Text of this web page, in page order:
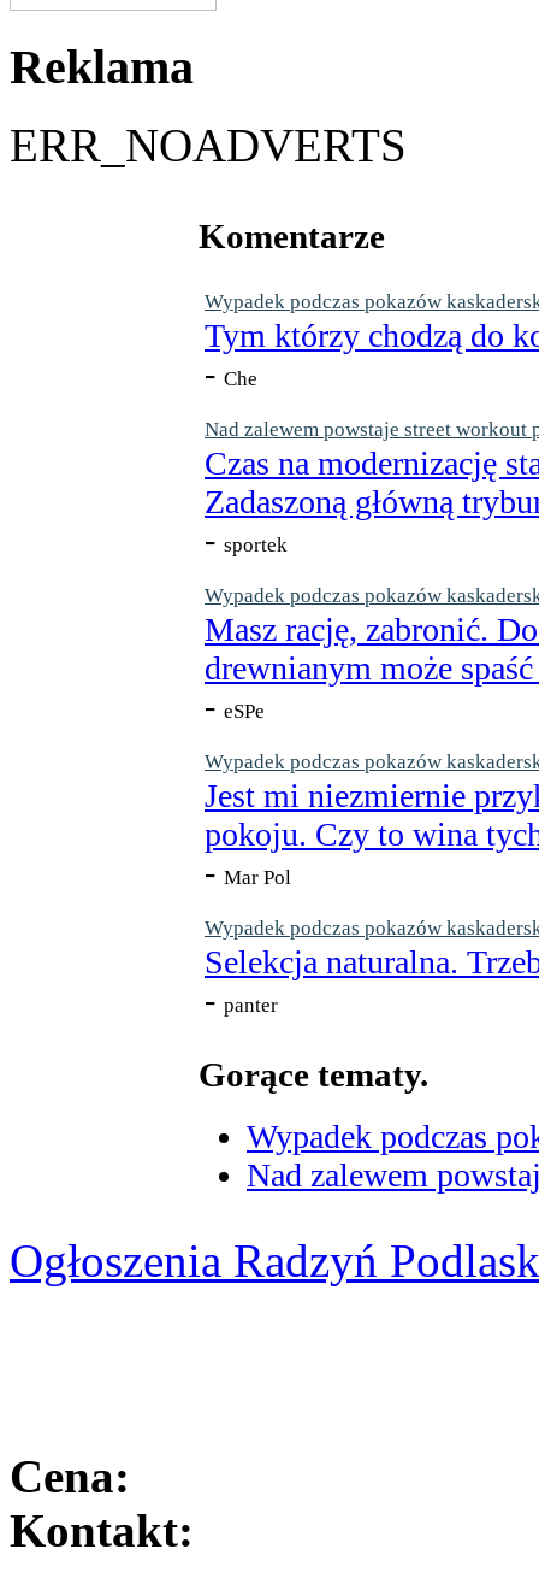
Reklama
ERR_NOADVERTS
Komentarze
Wypadek podczas pokazów
Tym którzy chodzą do
- Che
Nad zalewem powstaje street workout
Czas na modernizację
Zadaszoną główną
- sportek
Wypadek podczas pokazów
Masz rację, zabronić.
drewnianym może
- eSPe
Wypadek podczas pokazów
Jest mi niezmiernie
pokoju. Czy to wina
- Mar Pol
Wypadek podczas pokazów
Selekcja naturalna.
- panter
Gorące tematy.
Wypadek podczas
Nad zalewem
Ogłoszenia Radzyń
Cena:
Kontakt: